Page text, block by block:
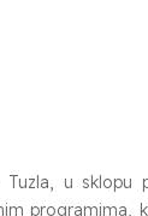
u sklopu